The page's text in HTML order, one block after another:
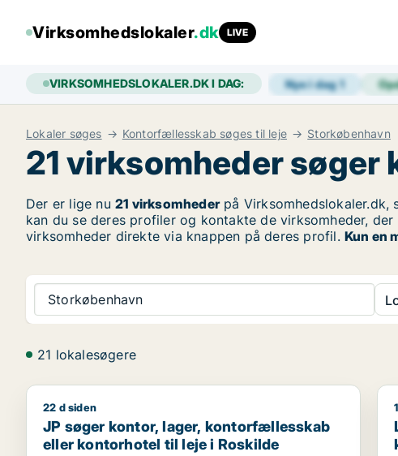
Virksomhedslokaler.dk LIVE
VIRKSOMHEDSLOKALER.DK I DAG: Nye i dag1
Lokaler søges Kontorfællesskab søges til leje Storkøbenhavn
21 virksomheder
Der er lige nu 21 virksomhederpå Virksomhedslokaler.dk,
kan du se deres profiler og kontakte de virksomheder,
virksomheder direkte via knappen på deres profil.Kun en
Storkøbenhavn
21 lokalesøgere
JP søger kontor, lager, kontorfællesskab eller
22 d siden
JP søger kontor, lager, kontorfællesskab
eller kontorhotel til leje i Roskilde